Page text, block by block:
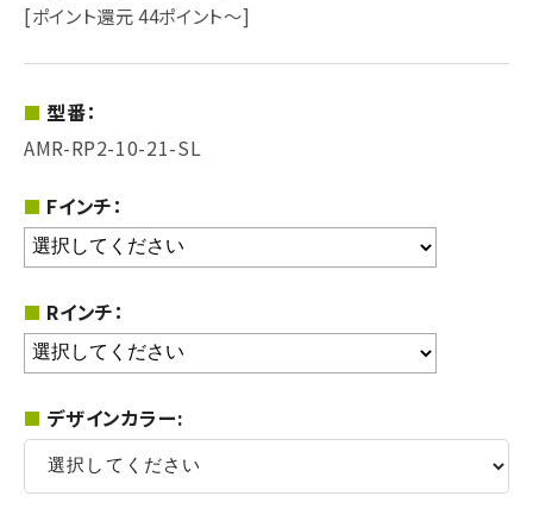
[ポイント還元 44ポイント～]
型番：
AMR-RP2-10-21-SL
Fインチ：
Rインチ：
デザインカラー: